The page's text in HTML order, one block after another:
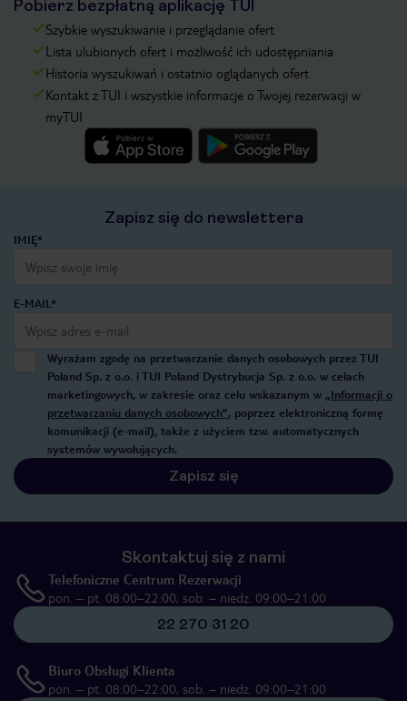
Pobierz bezpłatną aplikację TUI
Szybkie wyszukiwanie i przeglądanie ofert
Lista ulubionych ofert i możliwość ich udostępniania
Historia wyszukiwań i ostatnio oglądanych ofert
Kontakt z TUI i wszystkie informacje o Twojej rezerwacji w
myTUI
Zapisz się do newslettera
IMIĘ*
E-MAIL*
Wyrażam zgodę na przetwarzanie danych osobowych przez TUI
Poland Sp. z o.o. i TUI Poland Dystrybucja Sp. z o.o. w celach
marketingowych, w zakresie oraz celu wskazanym w „Informacji o
przetwarzaniu danych osobowych”, poprzez elektroniczną formę
komunikacji (e-mail), także z użyciem tzw. automatycznych
systemów wywołujących.
Zapisz się
Skontaktuj się z nami
Telefoniczne Centrum Rezerwacji
pon. – pt. 08:00–22:00, sob. – niedz. 09:00–21:00
22 270 31 20
Biuro Obsługi Klienta
pon. – pt. 08:00–22:00, sob. – niedz. 09:00–21:00